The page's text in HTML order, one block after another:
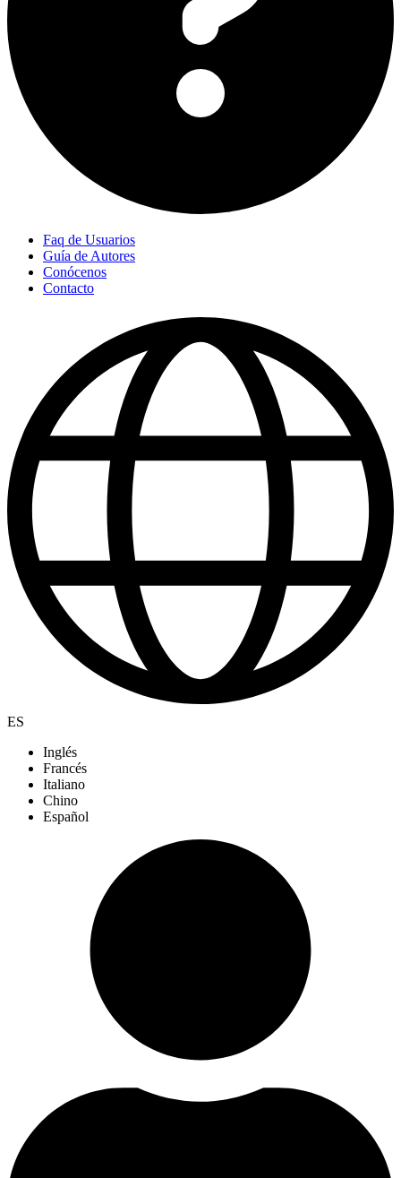
Faq de Usuarios
Guía de Autores
Conócenos
Contacto
ES
Inglés
Francés
Italiano
Chino
Español